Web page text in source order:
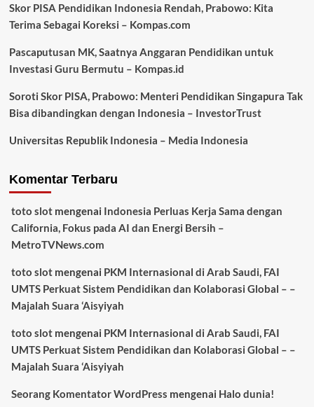
Skor PISA Pendidikan Indonesia Rendah, Prabowo: Kita
Terima Sebagai Koreksi – Kompas.com
Pascaputusan MK, Saatnya Anggaran Pendidikan untuk
Investasi Guru Bermutu – Kompas.id
Soroti Skor PISA, Prabowo: Menteri Pendidikan Singapura Tak
Bisa dibandingkan dengan Indonesia – InvestorTrust
Universitas Republik Indonesia – Media Indonesia
Komentar Terbaru
toto slotmengenai Indonesia Perluas Kerja Sama dengan
California, Fokus pada AI dan Energi Bersih –
MetroTVNews.com
toto slotmengenai PKM Internasional di Arab Saudi, FAI
UMTS Perkuat Sistem Pendidikan dan Kolaborasi Global – –
Majalah Suara ‘Aisyiyah
toto slotmengenai PKM Internasional di Arab Saudi, FAI
UMTS Perkuat Sistem Pendidikan dan Kolaborasi Global – –
Majalah Suara ‘Aisyiyah
Seorang Komentator WordPress mengenai Halo dunia!